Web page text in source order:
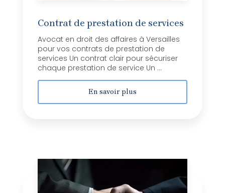
Contrat de prestation de services
Avocat en droit des affaires à Versailles
pour vos contrats de prestation de
services Un contrat clair pour sécuriser
chaque prestation de service Un ...
En savoir plus